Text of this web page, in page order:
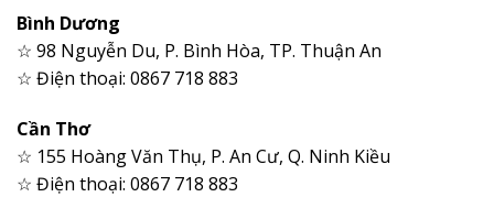
Bình Dương
☆ 98 Nguyễn Du, P. Bình Hòa, TP. Thuận An
☆ Điện thoại: 0867 718 883
Cần Thơ
☆ 155 Hoàng Văn Thụ, P. An Cư, Q. Ninh Kiều
☆ Điện thoại: 0867 718 883